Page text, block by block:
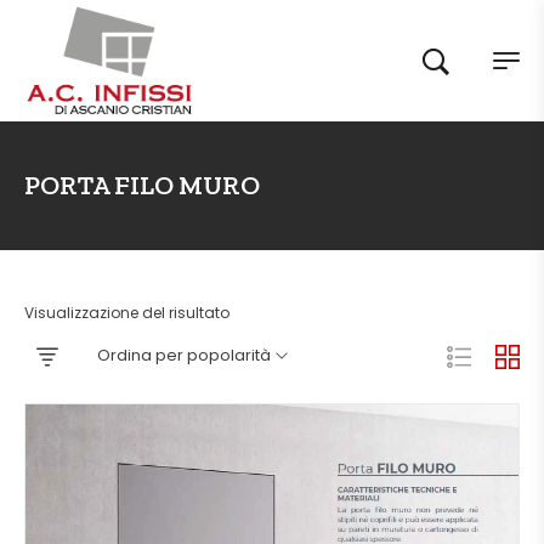
PORTA FILO MURO
Visualizzazione del risultato
Ordina per popolarità